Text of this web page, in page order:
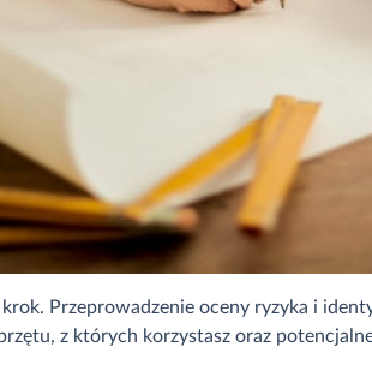
Przeprowadzenie oceny ryzyka i
z których korzystasz oraz